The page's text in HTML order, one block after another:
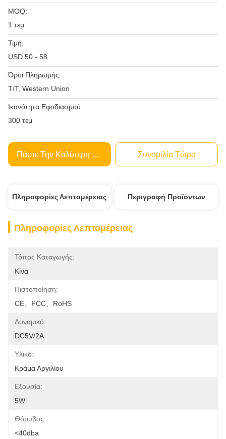
MOQ:
1 τεμ
Τιμή:
USD 50 - 58
Όροι Πληρωμής:
T/T, Western Union
Ικανότητα Εφοδιασμού:
300 τεμ
Πάρτε Την Καλύτερη Τιμή Συνομιλία Τώρα
Πληροφορίες Λεπτομέρειας Περιγραφή Προϊόντων
Πληροφορίες Λεπτομέρειας
Τόπος Καταγωγής:
Κίνα
Πιστοποίηση:
CE、FCC、RoHS
Δυναμικό:
DC5V/2A
Υλικό:
Κράμα Αργιλίου
Εξουσία:
5W
Θόρυβος:
<40dba